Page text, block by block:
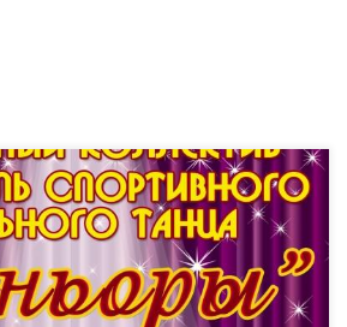
приглашаем Вас в Большой зал ДК на
Народного коллектива “Ансамбля
танца “Сеньоры”, руководитель:
Галина Филатова. Билеты